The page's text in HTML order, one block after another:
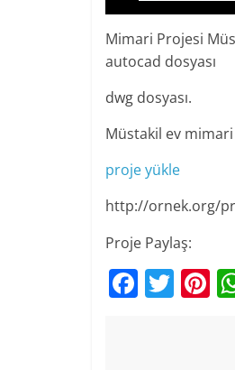
Mimari Projesi
autocad dosyası
dwg dosyası.
Müstakil ev
proje yükle
http://ornek.org/
Proje Paylaş:
F T Pi